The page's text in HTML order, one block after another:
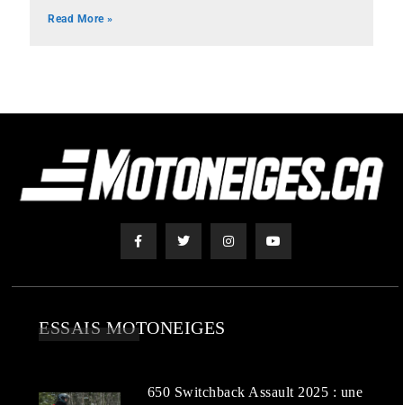
Read More »
ESSAIS MOTONEIGES
650 Switchback Assault 2025 : une